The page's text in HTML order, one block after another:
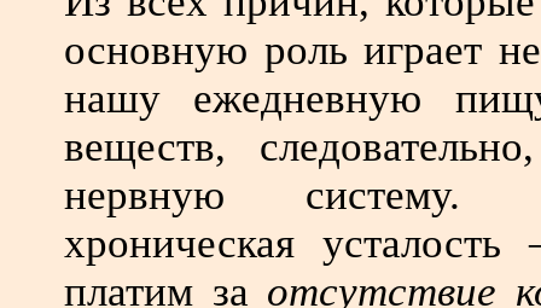
основную роль играет
нашу ежедневную
веществ,
нервную систему.
хроническая
платим за отсутствие